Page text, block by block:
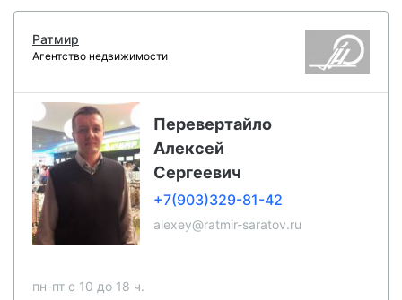
Ратмир
Агентство недвижимости
Перевертайло
Алексей
Сергеевич
+7(903)329-81-42
alexey@ratmir-saratov.ru
пн-пт c 10 до 18 ч.